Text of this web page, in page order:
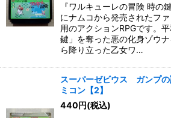
『ワルキューレの冒険 時の
にナムコから発売されたフ
用のアクションRPGです。
鍵」を奪った悪の化身ゾウ
ら降り立った乙女ワ…
スーパーゼビウス ガンプ
ミコン【2】
440円(税込)